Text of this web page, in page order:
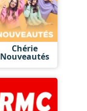
Chérie
Nouveautés